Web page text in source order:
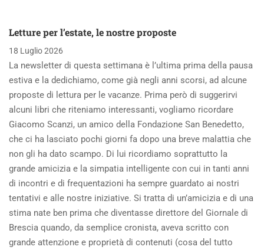
Letture per l’estate, le nostre proposte
18 Luglio 2026
La newsletter di questa settimana è l’ultima prima della pausa
estiva e la dedichiamo, come già negli anni scorsi, ad alcune
proposte di lettura per le vacanze. Prima però di suggerirvi
alcuni libri che riteniamo interessanti, vogliamo ricordare
Giacomo Scanzi, un amico della Fondazione San Benedetto,
che ci ha lasciato pochi giorni fa dopo una breve malattia che
non gli ha dato scampo. Di lui ricordiamo soprattutto la
grande amicizia e la simpatia intelligente con cui in tanti anni
di incontri e di frequentazioni ha sempre guardato ai nostri
tentativi e alle nostre iniziative. Si tratta di un’amicizia e di una
stima nate ben prima che diventasse direttore del Giornale di
Brescia quando, da semplice cronista, aveva scritto con
grande attenzione e proprietà di contenuti (cosa del tutto